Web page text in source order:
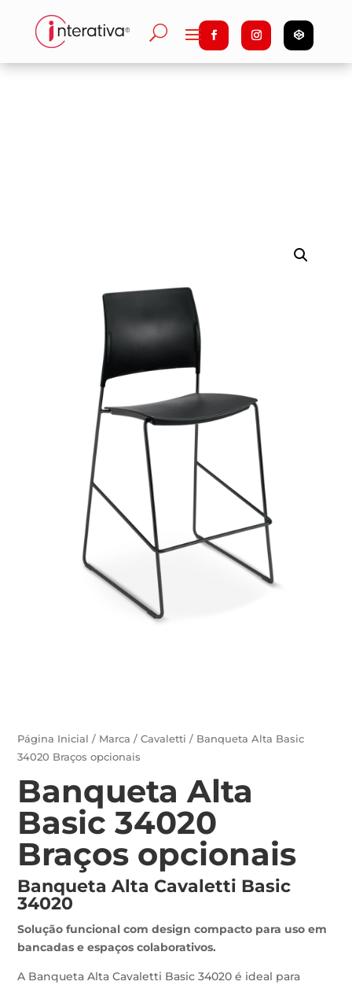
Página Inicial / Marca /Cavaletti / Banqueta Alta Basic
34020 Braços opcionais
Banqueta Alta
Basic 34020
Braços opcionais
Banqueta Alta Cavaletti Basic
34020
Solução funcional com design compacto para uso em
bancadas e espaços colaborativos.
A Banqueta Alta Cavaletti Basic 34020 é ideal para